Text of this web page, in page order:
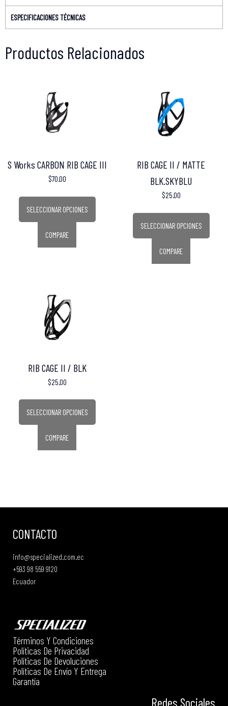
ESPECIFICACIONES TÉCNICAS
Productos Relacionados
S Works CARBON RIB CAGE III
$70.00
SELECCIONAR OPCIONES
COMPARE
RIB CAGE II / MATTE
BLK.SKYBLU
$25.00
SELECCIONAR OPCIONES
COMPARE
RIB CAGE II / BLK
$25.00
SELECCIONAR OPCIONES
COMPARE
CONTACTO
info@specialized.com.ec
+593 98 559 9120
Ecuador
Términos Y Condiciones
Políticas De Privacidad
Políticas De Devoluciones
Políticas De Envío Y Entrega
Garantía
Redes Sociales